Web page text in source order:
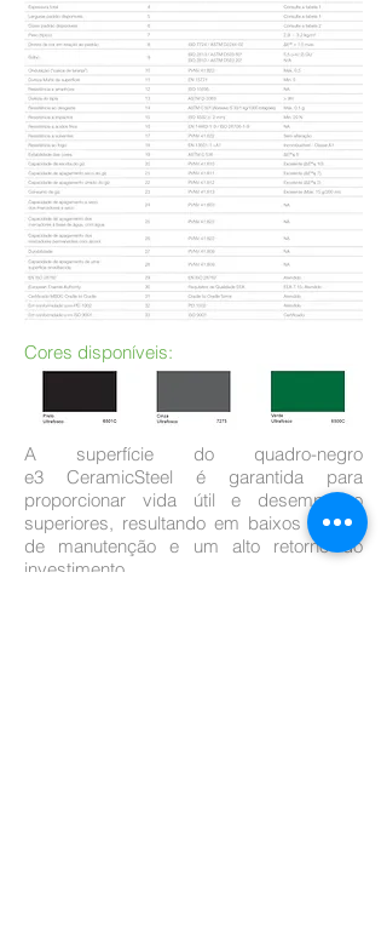
Cores disponíveis:
A superfície do quadro-negro
e3 CeramicSteel é garantida para
proporcionar vida útil e desempenho
superiores, resultando em baixos custos
de manutenção e um alto retorno do
investimento.